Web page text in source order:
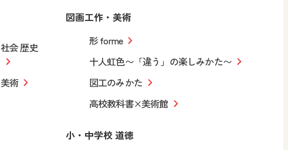
社会 歴史
美術
図画工作・美術
形 forme
十人虹色〜「違う」の楽しみかた〜
図工のみかた
高校教科書×美術館
小・中学校 道徳